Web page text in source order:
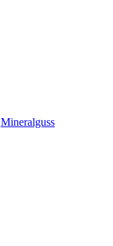
Mineralguss